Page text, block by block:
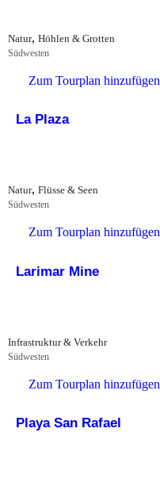
Natur, Höhlen & Grotten
Südwesten
Zum Tourplan hinzufügen
La Plaza
Natur, Flüsse & Seen
Südwesten
Zum Tourplan hinzufügen
Larimar Mine
Infrastruktur & Verkehr
Südwesten
Zum Tourplan hinzufügen
Playa San Rafael